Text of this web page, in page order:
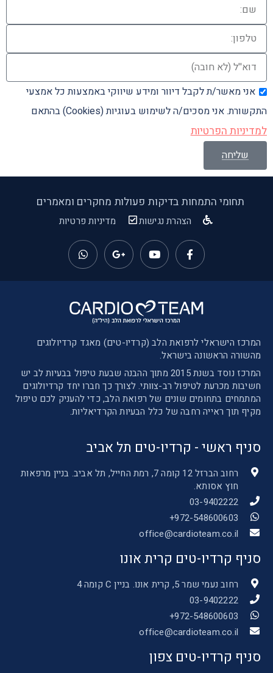
אני מאשר/ת לקבל דיוור ומידע שיווקי באמצעות כל אמצעי
התקשורת. אני מסכים/ה לשימוש בעוגיות (Cookies) בהתאם
למדיניות הפרטיות
שליחה
תחומי התמחות בדיקות פעולות מחקרים ומאמרים
הצהרת נגישות מדיניות פרטיות
המרכז הישראלי לרפואת הלב (קרדיו-טים) מאגד קרדיולוגים
מהשורה הראשונה בישראל.
המרכז נוסד בשנת 2015 מתוך ההבנה שבעת טיפול בבעיות לב יש
חשיבות מכרעת לטיפול רב-צוותי. לצורך כך חברו יחד קרדיולוגים
המתמחים בתחומים שונים של רפואת הלב, כדי להעניק לכם טיפול
מקיף תוך ראייה רחבה של כלל הבעיות הקרדיאליות.
סניף ראשי - קרדיו-טים תל אביב
רחוב הברזל 12 קומה 7, רמת החייל, תל אביב. בניין מרפאות
חוץ אסותא.
03-9402222
972-548600603+
office@cardioteam.co.il
סניף קרדיו-טים קרית אונו
רחוב נעמי שמר 5, קרית אונו. בניין C קומה 4
03-9402222
972-548600603+
office@cardioteam.co.il
סניף קרדיו-טים צפון